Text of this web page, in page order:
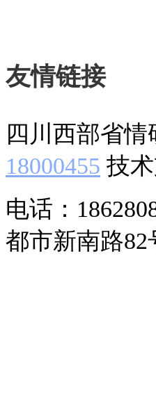
友情链接
四川西部省
18000455 技
电话：
都市新南路82